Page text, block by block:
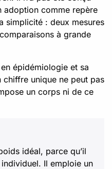
adoption comme repère
simplicité : deux mesures
à grande
épidémiologie et sa
unique ne peut pas
un corps ni de ce
idéal, parce qu’il
individuel. Il emploie un